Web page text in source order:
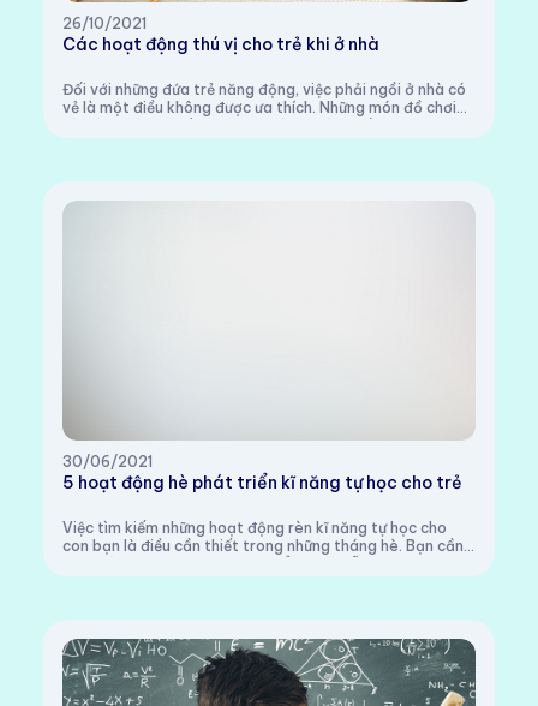
26/10/2021
Các hoạt động thú vị cho trẻ khi ở nhà
Đối với những đứa trẻ năng động, việc phải ngồi ở nhà có
vẻ là một điều không được ưa thích. Những món đồ chơi
và sách báo sẽ dần trở nên nhàm chán...Đối với những
đứa trẻ năng động, việc phải ngồi...
30/06/2021
5 hoạt động hè phát triển kĩ năng tự học cho trẻ
Việc tìm kiếm những hoạt động rèn kĩ năng tự học cho
con bạn là điều cần thiết trong những tháng hè. Bạn cần
phải có những hoạt động cụ thể hướng dẫn cho trẻ chơi
để chúng không rơi vào tình trạng ...